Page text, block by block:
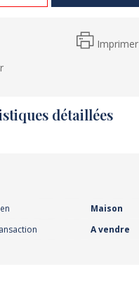
Imprimer
détaillées
Maison
A vendre